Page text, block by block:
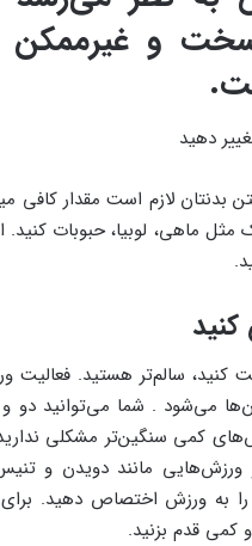
و غیرممکن
دهید
بدنتان لازم است مقدار کافی
ماهی، لوبیا، حبوبات
کنید، سالم‌تر هستید.
می‌شود . شما می‌توانید دو
کمی سنگین‌تر مشکلی
ورزش‌هایی مانند دویدن و
کمی قدم بزنید.